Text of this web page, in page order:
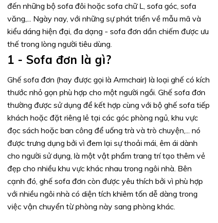
đến những bộ sofa đôi hoặc sofa chữ L, sofa góc, sofa
văng,... Ngày nay, với những sự phát triển về mẫu mã và
kiểu dáng hiện đại, đa dạng - sofa đơn dần chiếm được ưu
thế trong lòng người tiêu dùng.
1 - Sofa đơn là gì?
Ghế sofa đơn (hay được gọi là Armchair) là loại ghế có kích
thước nhỏ gọn phù hợp cho một người ngồi. Ghế sofa đơn
thường được sử dụng để kết hợp cùng với bộ ghế sofa tiếp
khách hoặc đặt riêng lẻ tại các góc phòng ngủ, khu vực
đọc sách hoặc ban công để uống trà và trò chuyện,... nó
được trưng dụng bởi vì đem lại sự thoải mái, êm ái dành
cho người sử dụng, là một vật phẩm trang trí tạo thêm vẻ
đẹp cho nhiều khu vực khác nhau trong ngôi nhà. Bên
cạnh đó, ghế sofa đơn còn được yêu thích bởi vì phù hợp
với nhiều ngôi nhà có diện tích khiêm tốn dễ dàng trong
việc vận chuyển từ phòng này sang phòng khác.